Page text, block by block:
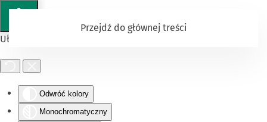
Ułatwienia dostępu
Odwróć kolory
Monochromatyczny
Przejdź do głównej treści